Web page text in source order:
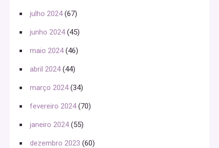
julho 2024(67)
junho 2024(45)
maio 2024(46)
abril 2024(44)
março 2024(34)
fevereiro 2024(70)
janeiro 2024(55)
dezembro 2023 (60)